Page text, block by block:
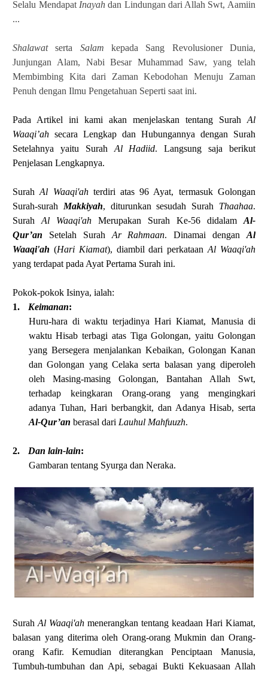
Selalu Mendapat Inayahdan Lindungan dari Allah Swt, Aamiin
...
Shalawatserta Salam kepada Sang Revolusioner Dunia,
Junjungan Alam, Nabi Besar Muhammad Saw, yang telah
Membimbing Kita dari Zaman Kebodohan Menuju Zaman
Penuh dengan Ilmu Pengetahuan Seperti saat ini.
Pada Artikel ini kami akan menjelaskan tentang Surah Al
Waaqi’ah secara Lengkap dan Hubungannya dengan Surah
Setelahnya yaitu Surah Al Hadiid. Langsung saja berikut
Penjelasan Lengkapnya.
SurahAl Waaqi'ahterdiri atas 96 Ayat, termasuk Golongan
Surah-surah Makkiyah, diturunkan sesudah Surah Thaahaa.
SurahAl Waaqi'ahMerupakan Surah Ke-56 didalam Al-
Qur’an Setelah Surah Ar Rahmaan.Dinamai dengan Al
Waaqi'ah (Hari Kiamat), diambil dari perkataanAl Waaqi'ah
yang terdapat pada Ayat Pertama Surah ini.
Pokok-pokok Isinya, ialah:
1.
Keimanan:
Huru-hara di waktu terjadinya Hari Kiamat, Manusia di
waktu Hisab terbagi atas Tiga Golongan, yaitu Golongan
yang Bersegera menjalankan Kebaikan, Golongan Kanan
dan Golongan yang Celaka serta balasan yang diperoleh
oleh Masing-masing Golongan, Bantahan Allah Swt,
terhadap keingkaran Orang-orang yang mengingkari
adanya Tuhan, Hari berbangkit, dan Adanya Hisab, serta
Al-Qur’an berasal dari Lauhul Mahfuuzh.
2. Dan lain-lain:
Gambaran tentang Syurga dan Neraka.
SurahAl Waaqi'ah menerangkan tentang keadaan Hari Kiamat,
balasan yang diterima oleh Orang-orang Mukmin dan Orang-
orang Kafir. Kemudian diterangkan Penciptaan Manusia,
Tumbuh-tumbuhan dan Api, sebagai Bukti Kekuasaan Allah